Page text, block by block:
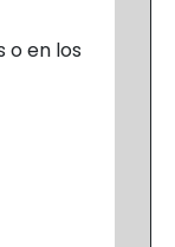
o en los